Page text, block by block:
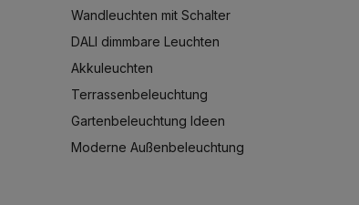
Wandleuchten mit Schalter
DALI dimmbare Leuchten
Akkuleuchten
Terrassenbeleuchtung
Gartenbeleuchtung Ideen
Moderne Außenbeleuchtung